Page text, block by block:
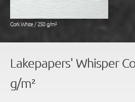
Cork White / 250 g/m²
Lakepapers' Whisper
g/m²